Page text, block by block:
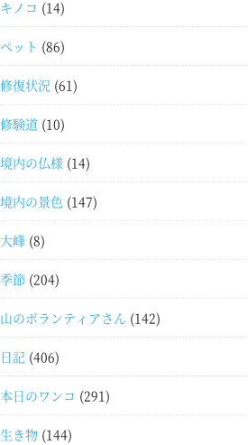
キノコ (14)
ペット (86)
修復状況 (61)
修験道 (10)
境内の仏様 (14)
境内の景色 (147)
大峰 (8)
季節 (204)
山のボランティアさん (142)
日記 (406)
本日のワンコ (291)
生き物 (144)